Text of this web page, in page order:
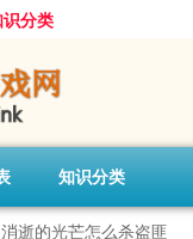
分类
知识分类
消逝的光芒怎么杀盗匪